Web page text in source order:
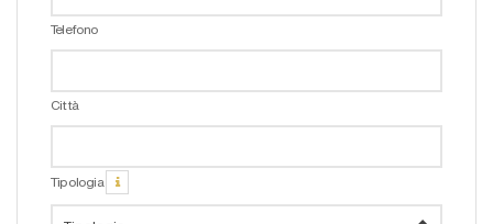
Telefono
Città
Tipologia